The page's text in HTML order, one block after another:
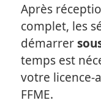
Après
complet, les
démarrer
temps est
votre licence-
FFME.